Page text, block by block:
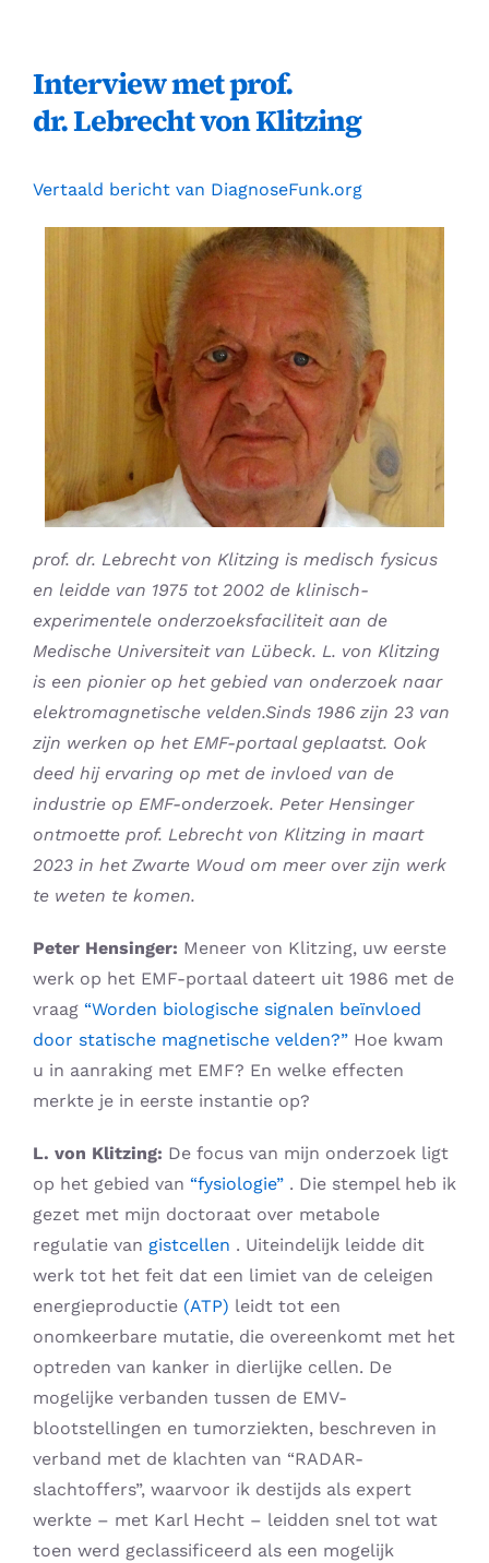
contentInterview met prof.
dr. Lebrecht von Klitzing
Vertaald bericht van DiagnoseFunk.org
prof. dr. Lebrecht von Klitzing is medisch fysicus
en leidde van 1975 tot 2002 de klinisch-
experimentele onderzoeksfaciliteit aan de
Medische Universiteit van Lübeck. L. von Klitzing
is een pionier op het gebied van onderzoek naar
elektromagnetische velden.Sinds 1986 zijn 23 van
zijn werken op het EMF-portaal geplaatst. Ook
deed hij ervaring op met de invloed van de
industrie op EMF-onderzoek. Peter Hensinger
ontmoette prof. Lebrecht von Klitzing in maart
2023 in het Zwarte Woud om meer over zijn werk
te weten te komen.
Peter Hensinger: Meneer von Klitzing, uw eerste
werk op het EMF-portaal dateert uit 1986 met de
vraag “Worden biologische signalen beïnvloed
door statische magnetische velden?” Hoe kwam
u in aanraking met EMF? En welke effecten
merkte je in eerste instantie op?
L. von Klitzing: De focus van mijn onderzoek ligt
op het gebied van “fysiologie” . Die stempel heb ik
gezet met mijn doctoraat over metabole
regulatie van gistcellen . Uiteindelijk leidde dit
werk tot het feit dat een limiet van de celeigen
energieproductie (ATP) leidt tot een
onomkeerbare mutatie, die overeenkomt met het
optreden van kanker in dierlijke cellen. De
mogelijke verbanden tussen de EMV-
blootstellingen en tumorziekten, beschreven in
verband met de klachten van “RADAR-
slachtoffers”, waarvoor ik destijds als expert
werkte – met Karl Hecht – leidden snel tot wat
toen werd geclassificeerd als een mogelijk